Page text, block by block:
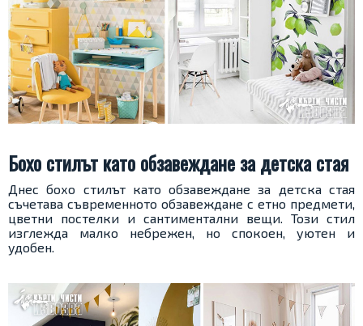
Бохо стилът като обзавеждане за детска стая
Днес бохо стилът като обзавеждане за детска стая
съчетава съвременното обзавеждане с етно предмети,
цветни постелки и сантиментални вещи. Този стил
изглежда малко небрежен, но спокоен, уютен и
удобен.